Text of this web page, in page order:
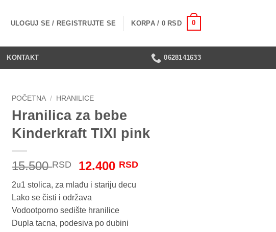
ULOGUJ SE / REGISTRUJTE SE KORPA / 0 RSD 0
KONTAKT 0628141633
POČETNA / HRANILICE
Hranilica za bebe
Kinderkraft TIXI pink
15.500RSD
Originalna
je
bila:
15.500 RSD.
12.400 RSDTrenutna
2u1 stolica, za mlađu i stariju decu
Lako se čisti i održava
Vodootporno sedište hranilice
Dupla tacna, podesiva po dubini